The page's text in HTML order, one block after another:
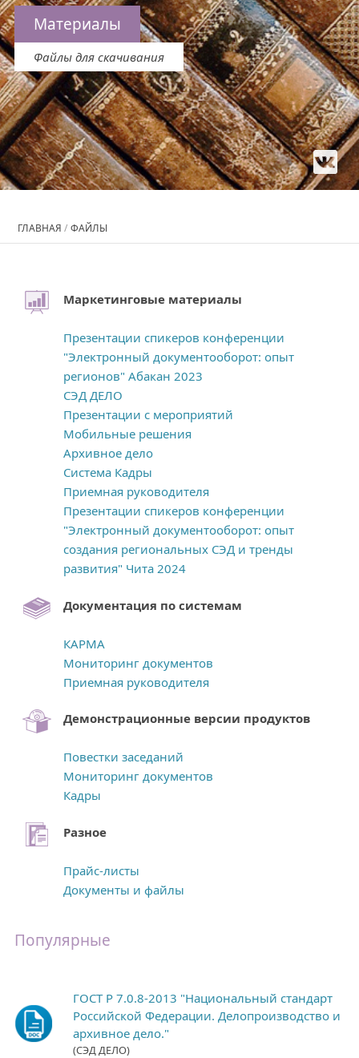
Материалы
Файлы для скачивания
ГЛАВНАЯ / ФАЙЛЫ
Маркетинговые материалы
Презентации спикеров конференции
"Электронный документооборот: опыт
регионов" Абакан 2023
СЭД ДЕЛО
Презентации с мероприятий
Мобильные решения
Архивное дело
Система Кадры
Приемная руководителя
Презентации спикеров конференции
"Электронный документооборот: опыт
создания региональных СЭД и тренды
развития" Чита 2024
Документация по системам
КАРМА
Мониторинг документов
Приемная руководителя
Демонстрационные версии продуктов
Повестки заседаний
Мониторинг документов
Кадры
Разное
Прайс-листы
Документы и файлы
Популярные
ГОСТ Р 7.0.8-2013 "Национальный стандарт
Российской Федерации. Делопроизводство и
архивное дело."
(СЭД ДЕЛО)